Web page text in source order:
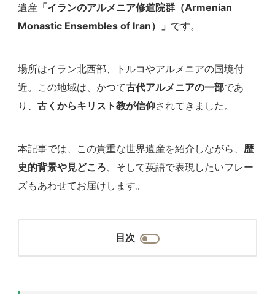
遺産 「イランのアルメニア修道院群（Armenian
Monastic Ensembles of Iran）」 です。
場所はイラン北西部、トルコやアルメニアの国境付
近。この地域は、かつて古代アルメニアの一部であ
り、 古くからキリスト教が信仰されてきました。
本記事では、この貴重な世界遺産を紹介しながら、 歴
史的背景や見どころ 、そして英語で表現したいフレー
ズもあわせてお届けします。
目次